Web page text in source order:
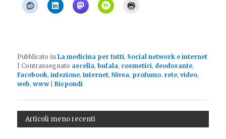
Pubblicato in La medicina per tutti, Social network e internet
|Contrassegnato ascella,bufala, cosmetici, deodorante,
Facebook,infezione,internet,Nivea, profumo, rete,video,
web,www |Rispondi
Articoli meno recenti